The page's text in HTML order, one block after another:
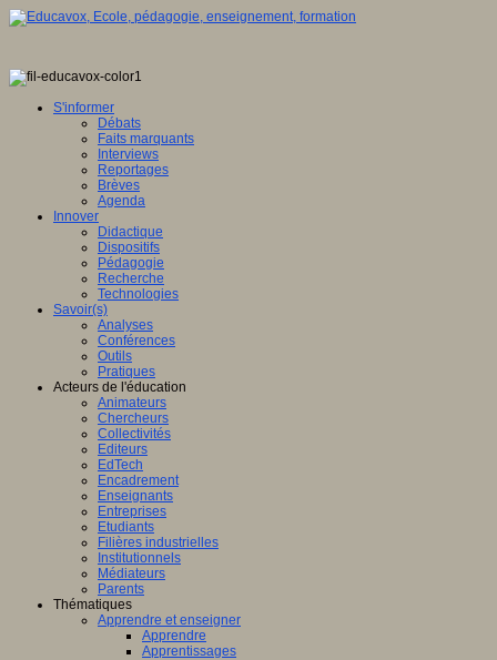
S'informer
Débats
Faits marquants
Interviews
Reportages
Brèves
Agenda
Innover
Didactique
Dispositifs
Pédagogie
Recherche
Technologies
Savoir(s)
Analyses
Conférences
Outils
Pratiques
Acteurs de l'éducation
Animateurs
Chercheurs
Collectivités
Editeurs
EdTech
Encadrement
Enseignants
Entreprises
Etudiants
Filières industrielles
Institutionnels
Médiateurs
Parents
Thématiques
Apprendre et enseigner
Apprendre
Apprentissages